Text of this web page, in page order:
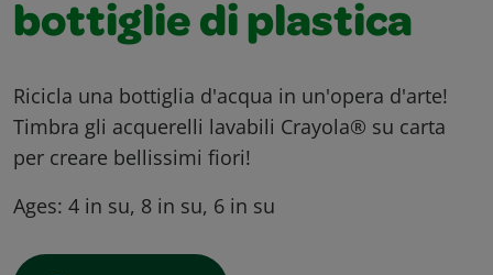
bottiglie di plastica
Ricicla una bottiglia d'acqua in un'opera d'arte!
Timbra gli acquerelli lavabili Crayola® su carta
per creare bellissimi fiori!
Ages: 4 in su, 8 in su, 6 in su